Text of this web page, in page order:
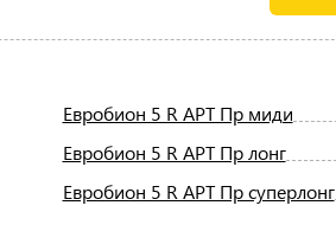
Евробион 5 R АРТ Пр миди
Евробион 5 R АРТ Пр лонг
Евробион 5 R АРТ Пр суперлонг